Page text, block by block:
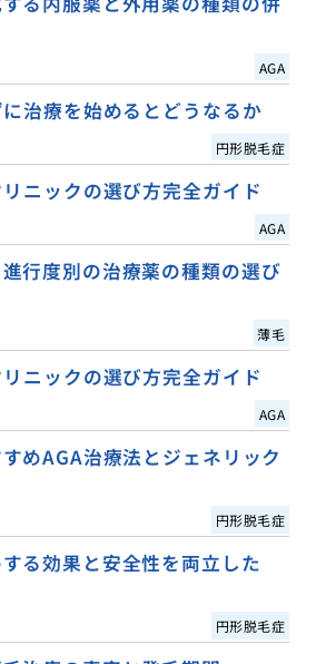
AGA
治療を始めるとどうなるか
円形脱毛症
ニックの選び方完全ガイド
AGA
行度別の治療薬の種類の選び
薄毛
ニックの選び方完全ガイド
AGA
めAGA治療法とジェネリック
円形脱毛症
る効果と安全性を両立した
円形脱毛症